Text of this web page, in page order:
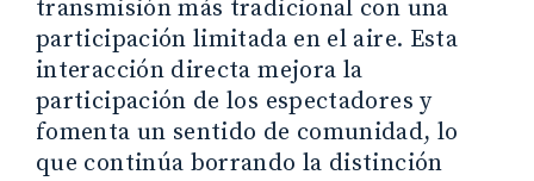
transmisión más tradicional con una
participación limitada en el aire. Esta
interacción directa mejora la
participación de los espectadores y
fomenta un sentido de comunidad, lo
que continúa borrando la distinción